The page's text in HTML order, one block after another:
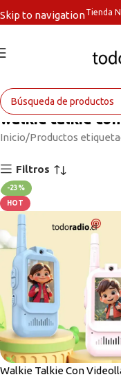
Skip to navigationTienda
walkie talkie
Inicio Productos
Filtros
-23%
HOT
Walkie Talkie Con